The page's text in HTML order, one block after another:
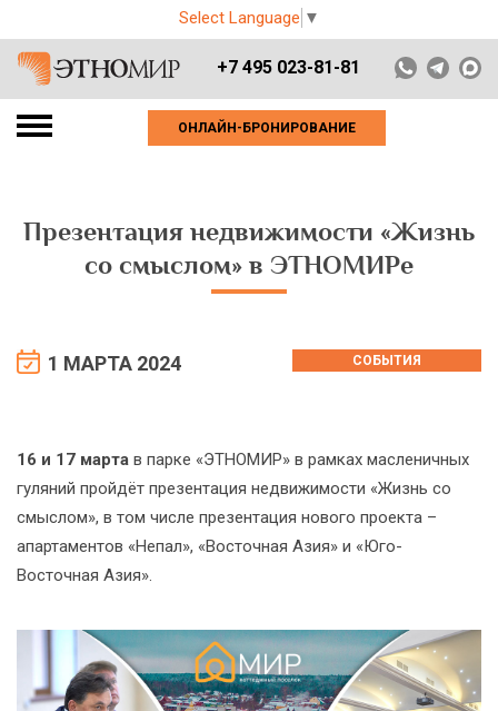
Select Language ▼
+7 495 023-81-81
ОНЛАЙН-БРОНИРОВАНИЕ
Презентация недвижимости «Жизнь
со смыслом» в ЭТНОМИРе
1 МАРТА 2024 СОБЫТИЯ
16 и 17 марта в парке «ЭТНОМИР» в рамках масленичных
гуляний пройдёт презентация недвижимости «Жизнь со
смыслом», в том числе презентация нового проекта –
апартаментов «Непал», «Восточная Азия» и «Юго-
Восточная Азия».